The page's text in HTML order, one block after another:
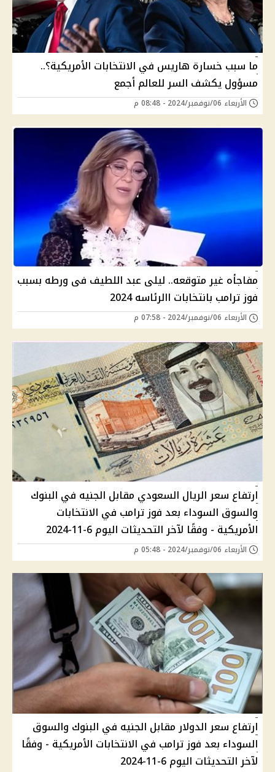
ما سبب خسارة هاريس في الانتخابات الأمريكية؟..
مسؤول يكشف السر للعالم أجمع
الأربعاء 06/نوفمبر/2024 - 08:48 م
مفاجأه غير متوقعه.. ليلى عبد اللطيف فى ورطه بسبب
فوز ترامب بانتخابات االرئاسه 2024
الأربعاء 06/نوفمبر/2024 - 07:58 م
ارتفاع سعر الريال السعودي مقابل الجنيه في البنوك
والسوق السوداء بعد فوز ترامب في الانتخابات
الأمريكية - وفقًا لآخر التحديثات اليوم 6-11-2024
الأربعاء 06/نوفمبر/2024 - 05:48 م
ارتفاع سعر الدولار مقابل الجنيه في البنوك والسوق
السوداء بعد فوز ترامب في الانتخابات الأمريكية - وفقًا
لآخر التحديثات اليوم 6-11-2024